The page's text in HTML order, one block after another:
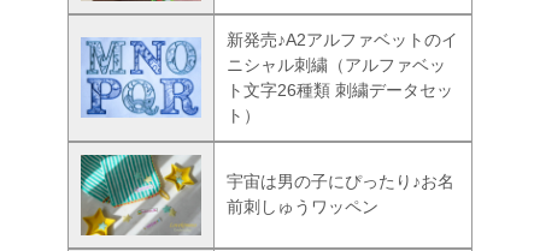
新発売♪A2アルファベットのイ
ニシャル刺繍（アルファベッ
ト文字26種類 刺繍データセッ
ト）
宇宙は男の子にぴったり♪お名
前刺しゅうワッペン